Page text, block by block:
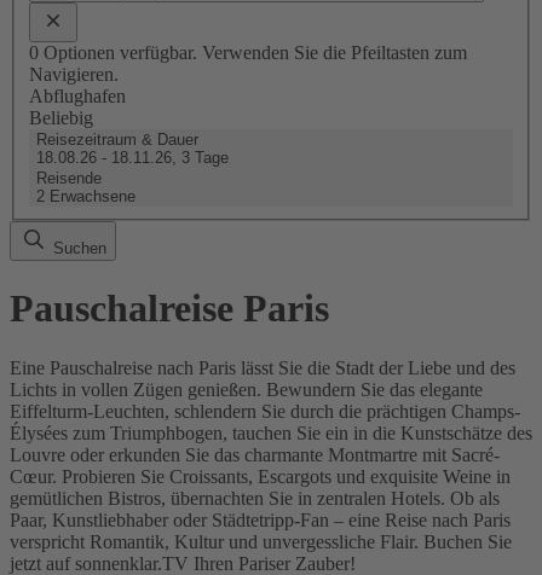
0 Optionen verfügbar. Verwenden Sie die Pfeiltasten zum
Navigieren.
Abflughafen
Beliebig
Reisezeitraum & Dauer
18.08.26 - 18.11.26, 3 Tage
Reisende
2 Erwachsene
Suchen
Pauschalreise Paris
Eine Pauschalreise nach Paris lässt Sie die Stadt der Liebe und des
Lichts in vollen Zügen genießen. Bewundern Sie das elegante
Eiffelturm-Leuchten, schlendern Sie durch die prächtigen Champs-
Élysées zum Triumphbogen, tauchen Sie ein in die Kunstschätze des
Louvre oder erkunden Sie das charmante Montmartre mit Sacré-
Cœur. Probieren Sie Croissants, Escargots und exquisite Weine in
gemütlichen Bistros, übernachten Sie in zentralen Hotels. Ob als
Paar, Kunstliebhaber oder Städtetripp-Fan – eine Reise nach Paris
verspricht Romantik, Kultur und unvergessliche Flair. Buchen Sie
jetzt auf sonnenklar.TV Ihren Pariser Zauber!